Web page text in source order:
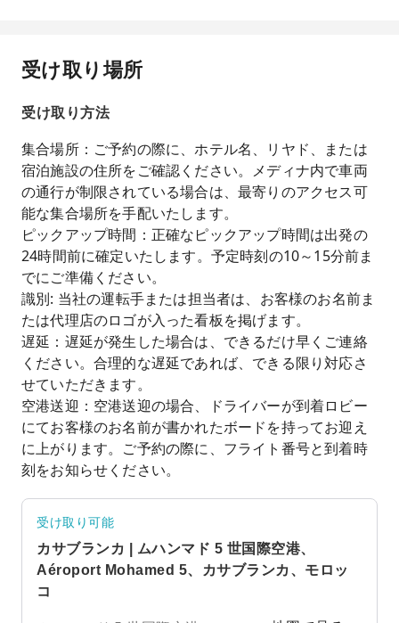
受け取り場所
受け取り方法
集合場所：ご予約の際に、ホテル名、リヤド、または
宿泊施設の住所をご確認ください。メディナ内で車両
の通行が制限されている場合は、最寄りのアクセス可
能な集合場所を手配いたします。
ピックアップ時間：正確なピックアップ時間は出発の
24時間前に確定いたします。予定時刻の10～15分前ま
でにご準備ください。
識別: 当社の運転手または担当者は、お客様のお名前ま
たは代理店のロゴが入った看板を掲げます。
遅延：遅延が発生した場合は、できるだけ早くご連絡
ください。合理的な遅延であれば、できる限り対応さ
せていただきます。
空港送迎：空港送迎の場合、ドライバーが到着ロビー
にてお客様のお名前が書かれたボードを持ってお迎え
に上がります。ご予約の際に、フライト番号と到着時
刻をお知らせください。
受け取り可能
カサブランカ | ムハンマド 5 世国際空港、
Aéroport Mohamed 5、カサブランカ、モロッ
コ